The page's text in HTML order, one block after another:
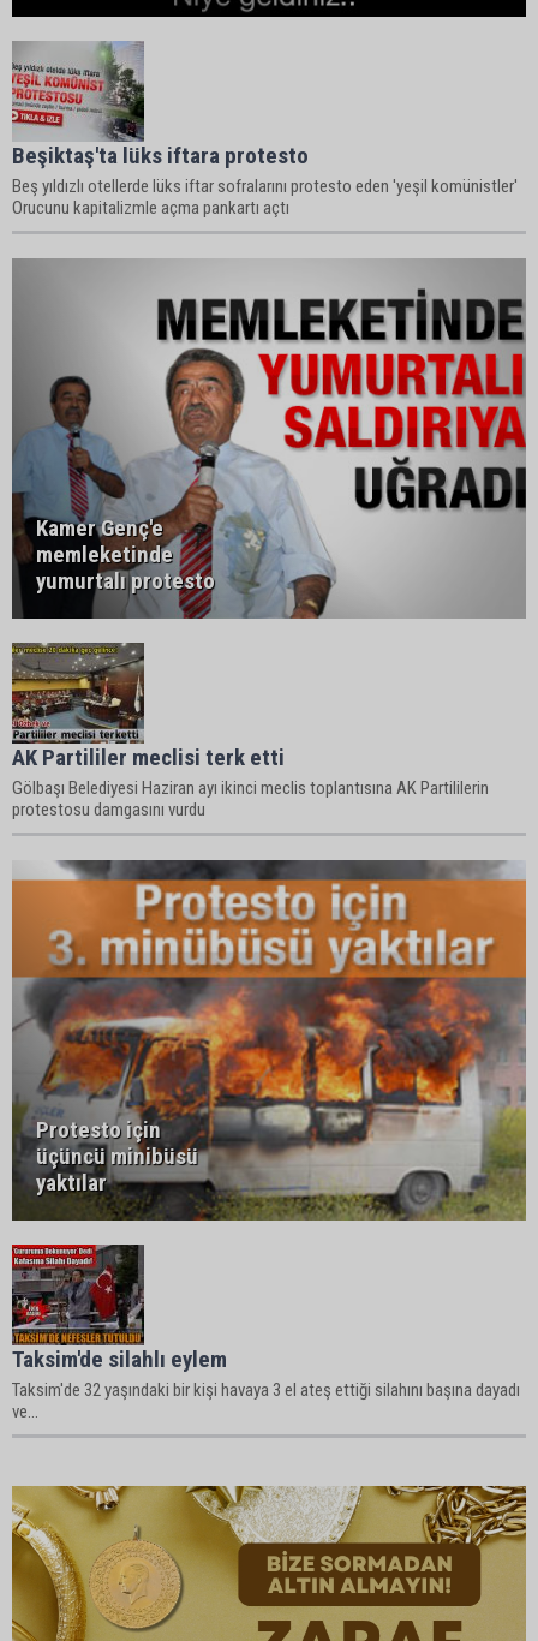
Beşiktaş'ta lüks iftara protesto
Beş yıldızlı otellerde lüks iftar sofralarını protesto eden 'yeşil komünistler'
Orucunu kapitalizmle açma pankartı açtı
Kamer Genç'e
memleketinde
yumurtalı protesto
AK Partililer meclisi terk etti
Gölbaşı Belediyesi Haziran ayı ikinci meclis toplantısına AK Partililerin
protestosu damgasını vurdu
Protesto için
üçüncü minibüsü
yaktılar
Taksim'de silahlı eylem
Taksim'de 32 yaşındaki bir kişi havaya 3 el ateş ettiği silahını başına dayadı
ve...